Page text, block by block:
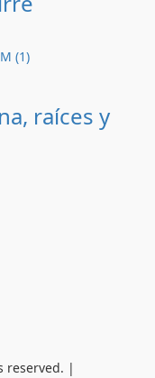
raíces y
reserved. |